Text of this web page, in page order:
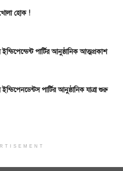
হোক !
পার্টির আনুষ্ঠানিক আত্মপ্রকাশ
পার্টির আনুষ্ঠানিক যাত্রা শুরু